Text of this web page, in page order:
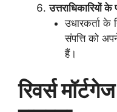
उत्तराधिकारियों
उधारकर्ता के
संपत्ति को
हैं।
रिवर्स